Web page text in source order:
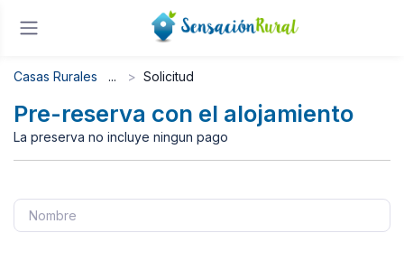
Casas Rurales Solicitud
Pre-reserva con el alojamiento
La preserva no incluye ningun pago